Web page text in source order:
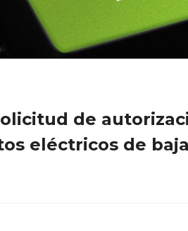
de
eléctricos de